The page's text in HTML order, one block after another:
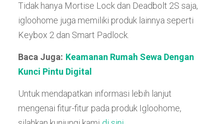
Tidak hanya Mortise Lock dan Deadbolt 2S saja,
igloohome juga memiliki produk lainnya seperti
Keybox 2 dan Smart Padlock.
Baca Juga: Keamanan Rumah Sewa Dengan
Kunci Pintu Digital
Untuk mendapatkan informasi lebih lanjut
mengenai fitur-fitur pada produk Igloohome,